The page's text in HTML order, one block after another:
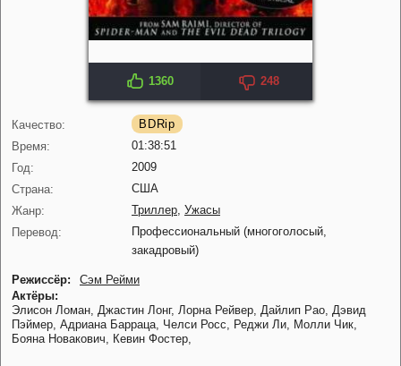
IMDB: 6.6 KP: 6.1
1360 248
Качество:
BDRip
Время:
01:38:51
Год:
2009
Страна:
США
Жанр:
Триллер, Ужасы
Перевод:
Профессиональный (многоголосый,
закадровый)
Режиссёр:
Сэм Рейми
Актёры:
Элисон Ломан, Джастин Лонг, Лорна Рейвер, Дайлип Рао, Дэвид
Пэймер, Адриана Барраца, Челси Росс, Реджи Ли, Молли Чик,
Бояна Новакович, Кевин Фостер,